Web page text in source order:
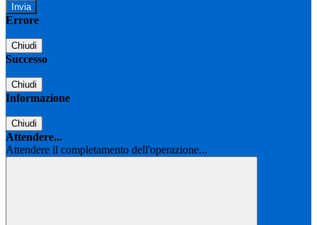
Errore
Chiudi
Successo
Chiudi
Informazione
Chiudi
Attendere...
Attendere il completamento dell'operazione...